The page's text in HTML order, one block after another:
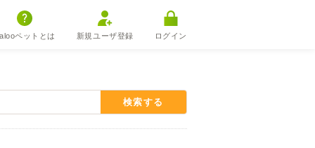
ペットとは 新規ユーザ登録 ログイン
検索する